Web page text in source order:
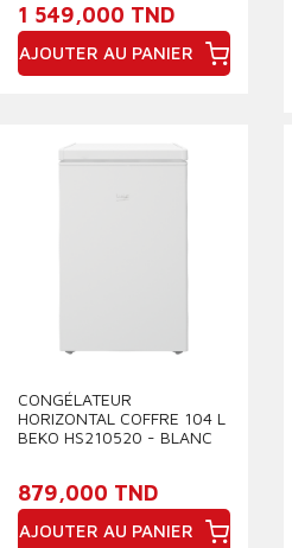
1 549,000 TND
AJOUTER AU PANIER
CONGÉLATEUR
HORIZONTAL COFFRE 104 L
BEKO HS210520 - BLANC
879,000 TND
AJOUTER AU PANIER